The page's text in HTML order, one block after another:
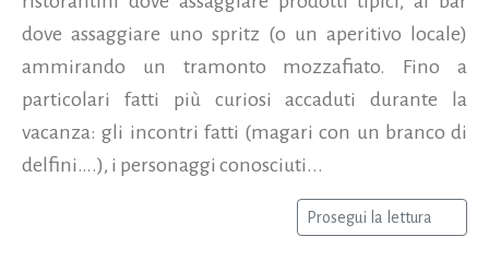
dove assaggiare uno spritz (o un aperitivo locale)
ammirando un tramonto mozzafiato. Fino a
particolari fatti più curiosi accaduti durante la
vacanza: gli incontri fatti (magari con un branco di
delfini….), i personaggi conosciuti...
Prosegui la lettura